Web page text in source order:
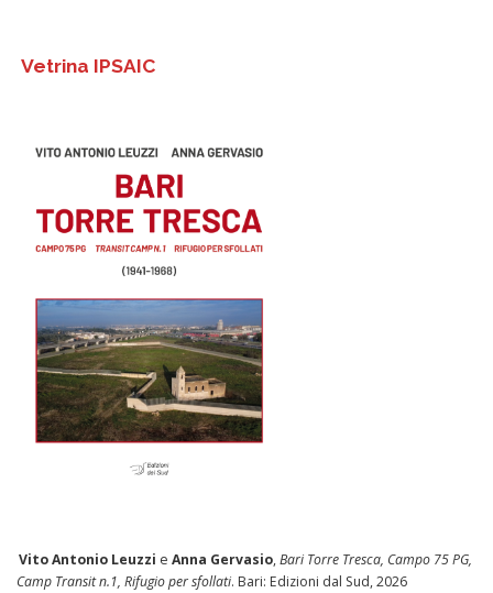
Vetrina IPSAIC
Vito Antonio Leuzzi eAnna Gervasio,Bari Torre Tresca, Campo 75 PG,
Camp Transit n.1, Rifugio per sfollati. Bari: Edizioni dal Sud, 2026